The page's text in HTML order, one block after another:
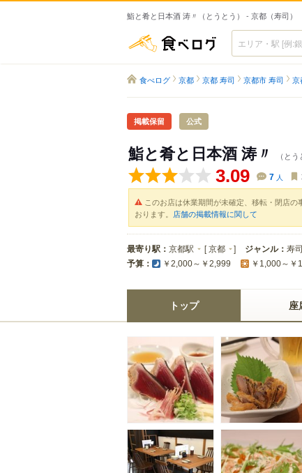
鮨と肴と日本酒 涛〃（とうとう） - 京都（寿司）
食べログ
食べログ 京都 京都 寿司 京都市 寿司 京
掲載保留 公式
鮨と肴と日本酒 涛〃 （とう
3.09 7 人
このお店は休業期間が未確定、移転・閉店
おります。 店舗の掲載情報に関して
最寄り駅： 京都駅 [京都 ] ジャンル： 寿司
予算： ￥2,000～￥2,999 ￥1,000～￥
トップ 座